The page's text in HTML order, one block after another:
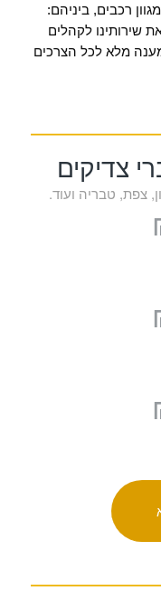
רכבים, ביניהם:
שירותינו לקהלים
מלא לכל הצרכים
צדיקים